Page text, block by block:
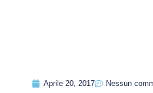
Aprile 20, 2017 Nessun